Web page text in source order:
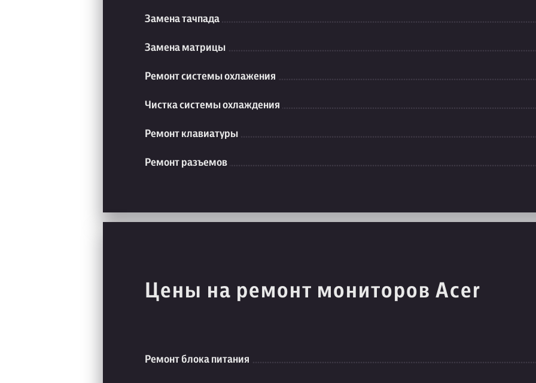
Замена тачпада
Замена матрицы
Ремонт системы охлажения
Чистка системы охлаждения
Ремонт клавиатуры
Ремонт разъемов
Цены на ремонт мониторов Acer
Ремонт блока питания